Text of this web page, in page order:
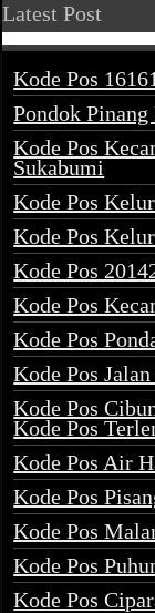
Latest Post
Kode Pos
Pondok Pinang
Kode Pos
Sukabumi
Kode Pos
Kode Pos
Kode Pos
Kode Pos
Kode Pos
Kode Pos
Kode Pos
Kode Pos
Kode Pos Air
Kode Pos
Kode Pos
Kode Pos
Kode Pos